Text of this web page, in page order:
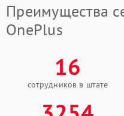
Преимущества
OnePlus
16
сотрудников в штате